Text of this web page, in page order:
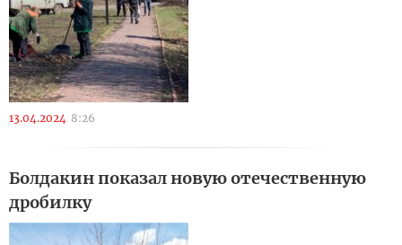
13.04.2024 8:26
Болдакин показал новую отечественную
дробилку